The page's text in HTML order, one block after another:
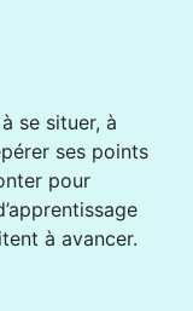
se situer, à
ses points
pour
à avancer.